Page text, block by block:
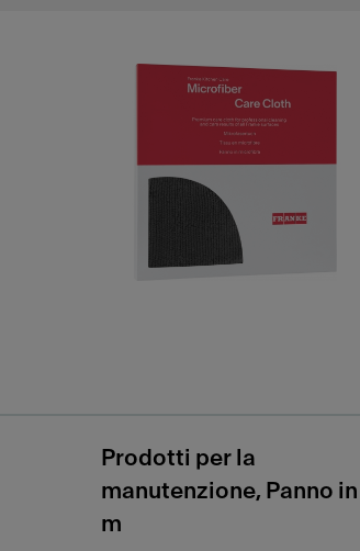
Prodotti per la
manutenzione, Panno in
m